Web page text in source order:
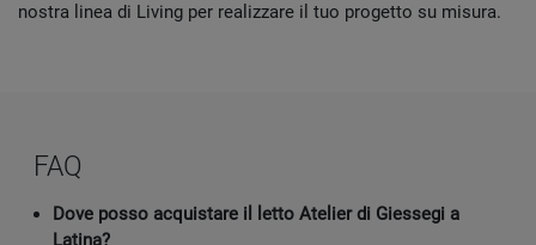
nostra linea di Living per realizzare il tuo progetto su misura.
FAQ
Dove posso acquistare il letto Atelier di Giessegi a
Latina?